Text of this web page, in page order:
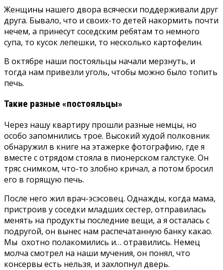
Женщины нашего двора всячески поддерживали друг
друга. Бывало, что и своих-то детей накормить почти
нечем, а принесут соседским ребятам то немного
супа, то кусок лепешки, то несколько картофелин.
В октябре наши постояльцы начали мерзнуть, и
тогда нам привезли уголь, чтобы можно было топить
печь.
Такие разные «постояльцы»
Через нашу квартиру прошли разные немцы, но
особо запомнились трое. Высокий худой полковник
обнаружил в книге на этажерке фотографию, где я
вместе с отрядом стояла в пионерском галстуке. Он
тряс снимком, что-то злобно кричал, а потом бросил
его в горящую печь.
После него жил врач-эсэсовец. Однажды, когда мама,
пристроив у соседки младших сестер, отправилась
менять на продукты последние вещи, а я осталась с
подругой, он вынес нам распечатанную банку какао.
Мы охотно полакомились и… отравились. Немец
молча смотрел на наши мучения, он понял, что
консервы есть нельзя, и захлопнул дверь.